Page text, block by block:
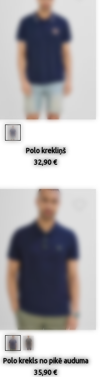
Polo krekliņš
32,90 €
Polo krekls no pikē auduma
35,90 €